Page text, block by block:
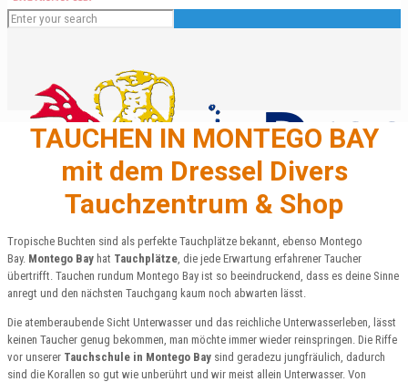
Français
TAUCHEN IN MONTEGO BAY
mit dem Dressel Divers
Tauchzentrum & Shop
Tropische Buchten sind als perfekte Tauchplätze bekannt, ebenso Montego
Bay. Montego Bay hat Tauchplätze , die jede Erwartung erfahrener Taucher
übertrifft. Tauchen rundum Montego Bay ist so beeindruckend, dass es deine Sinne
anregt und den nächsten Tauchgang kaum noch abwarten lässt.
Die atemberaubende Sicht Unterwasser und das reichliche Unterwasserleben, lässt
keinen Taucher genug bekommen, man möchte immer wieder reinspringen. Die Riffe
vor unserer Tauchschule in Montego Bay sind geradezu jungfräulich, dadurch
sind die Korallen so gut wie unberührt und wir meist allein Unterwasser. Von